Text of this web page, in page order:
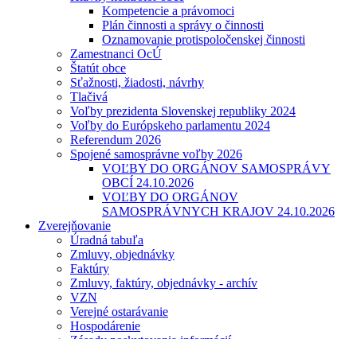
Kompetencie a právomoci
Plán činnosti a správy o činnosti
Oznamovanie protispoločenskej činnosti
Zamestnanci OcÚ
Štatút obce
Sťažnosti, žiadosti, návrhy
Tlačivá
Voľby prezidenta Slovenskej republiky 2024
Voľby do Európskeho parlamentu 2024
Referendum 2026
Spojené samosprávne voľby 2026
VOĽBY DO ORGÁNOV SAMOSPRÁVY
OBCÍ 24.10.2026
VOĽBY DO ORGÁNOV
SAMOSPRÁVNYCH KRAJOV 24.10.2026
Zverejňovanie
Úradná tabuľa
Zmluvy, objednávky
Faktúry
Zmluvy, faktúry, objednávky - archív
VZN
Verejné ostarávanie
Hospodárenie